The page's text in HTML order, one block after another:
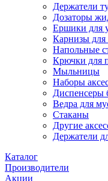
Держатели
Дозаторы
Ершики для
Карнизы для
Напольные
Крючки для
Мыльницы
Наборы
Диспенсеры
Ведра для
Стаканы
Другие
Держатели
Каталог
Производители
Акции